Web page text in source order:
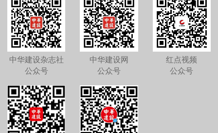
中华建设杂志社
公众号
中华建设网
公众号
红点视频
公众号